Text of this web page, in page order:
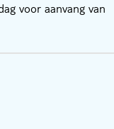
af van het
voor aanvang van